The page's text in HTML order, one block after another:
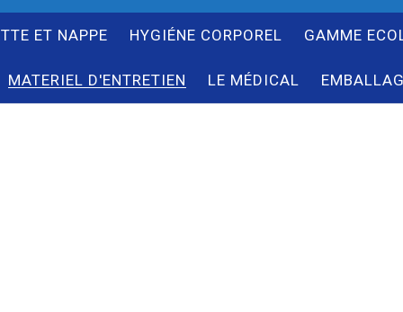
ET NAPPE HYGIÉNE CORPOREL GAMME
MATERIEL D'ENTRETIEN LE MÉDICAL